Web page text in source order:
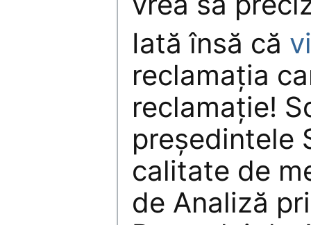
Iată însă că
reclamația
reclamație!
președintele
calitate de
de Analiză